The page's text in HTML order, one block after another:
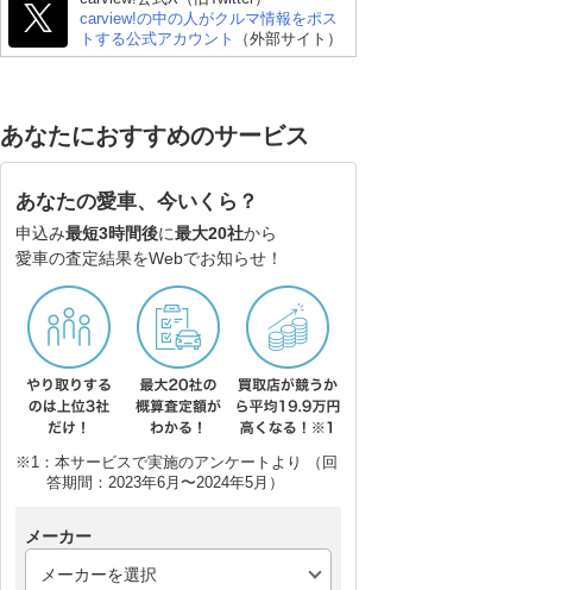
carview!の中の人がクルマ情報をポス
トする公式アカウント
（外部サイト）
あなたにおすすめのサービス
あなたの愛車、今いくら？
申込み最短3時間後に最大20社から
愛車の査定結果をWebでお知らせ！
※1：本サービスで実施のアンケートより （回
答期間：2023年6月〜2024年5月）
メーカー